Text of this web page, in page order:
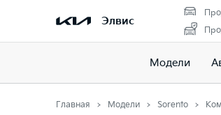
Элвис
Модели
Главная Модели Sorento